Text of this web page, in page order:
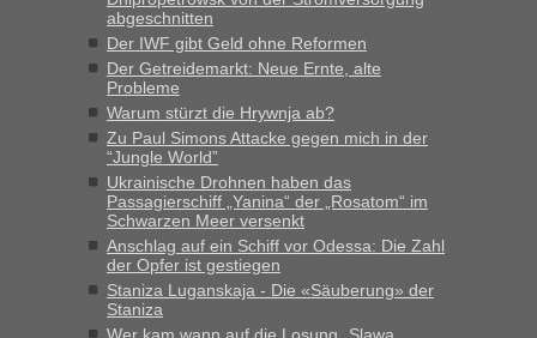
MHG1023 inBerichte und Reisetipps • Re: Mit dem Zug in
die Ukraine
„Man sollte aber explizit dazu schreiben, daß es ein Zug von
LeoExpress ist - und nur auf deren Webseite kann man die
Fahrkarten kaufen. Zumindest ist es die erste Umsteigefreie
Verbindung von Deutschland...“
Recht, Visa und Dokumente • Re: Deklaration
gebrauchter Kleidung beim Zoll
„Vielen Dank, mit einem Briefchen meiner Frau im Gepäck
gab es keine Probleme“
abgeschnitten
Der IWF gibt Geld ohne Reformen
Der Getreidemarkt: Neue Ernte, alte
Probleme
Warum stürzt die Hrywnja ab?
Zu Paul Simons Attacke gegen mich in der
“Jungle World”
Ukrainische Drohnen haben das
Passagierschiff „Yanina“ der „Rosatom“ im
Schwarzen Meer versenkt
Anschlag auf ein Schiff vor Odessa: Die Zahl
der Opfer ist gestiegen
Staniza Luganskaja - Die «Säuberung» der
Staniza
Wer kam wann auf die Losung „Slawa